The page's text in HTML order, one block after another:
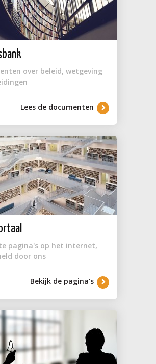
over beleid, wetgeving
Lees de documenten
pagina's op het internet,
door ons
Bekijk de pagina's